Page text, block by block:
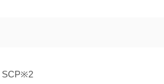
SCP※2